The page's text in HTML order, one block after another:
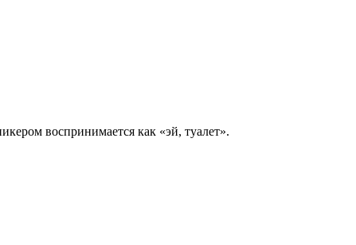
воспринимается как «эй, туалет».